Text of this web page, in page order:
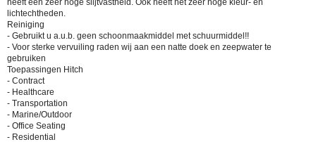
heeft een zeer hoge slijtvastheid. Ook heeft het zeer hoge kleur- en
lichtechtheden.
Reiniging
- Gebruikt u a.u.b. geen schoonmaakmiddel met schuurmiddel!!
- Voor sterke vervuiling raden wij aan een natte doek en zeepwater te
gebruiken
Toepassingen Hitch
- Contract
- Healthcare
- Transportation
- Marine/Outdoor
- Office Seating
- Residential